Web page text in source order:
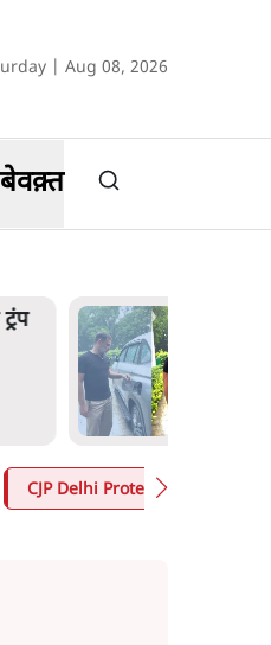
| Aug 08, 2026
CJP Delhi Protest